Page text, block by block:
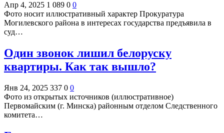
Апр 4, 2025 1 089 0 0
Фото носит иллюстративный характер Прокуратура
Могилевского района в интересах государства предъявила в
суд…
Один звонок лишил белоруску
квартиры. Как так вышло?
Янв 24, 2025 337 0 0
Фото из открытых источников (иллюстративное)
Первомайским (г. Минска) районным отделом Следственного
комитета…